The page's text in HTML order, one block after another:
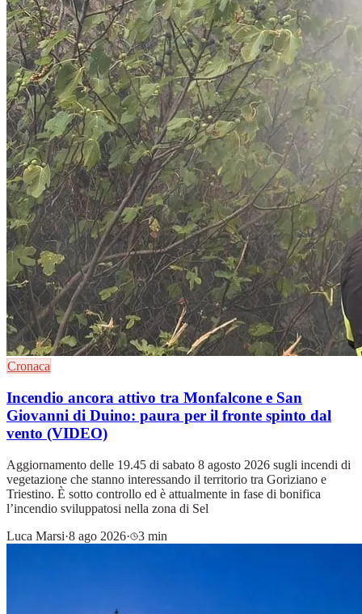
Cronaca
Incendio ancora attivo tra Monfalcone e San
Giovanni di Duino: paura per il fronte spinto dal
vento (VIDEO)
Aggiornamento delle 19.45 di sabato 8 agosto 2026 sugli incendi di
vegetazione che stanno interessando il territorio tra Goriziano e
Triestino. È sotto controllo ed è attualmente in fase di bonifica
l’incendio sviluppatosi nella zona di Sel
Luca Marsi·8 ago 2026· 3 min